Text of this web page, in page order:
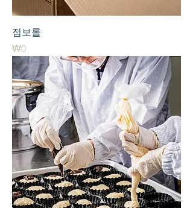
점보롤
가격
₩0